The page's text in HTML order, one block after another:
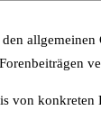
von konkreten